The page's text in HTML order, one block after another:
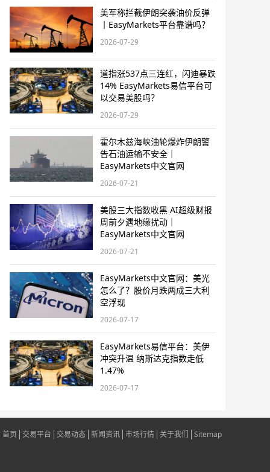
美军称拦截伊朗突袭油价反弹
丨EasyMarkets平台靠谱吗？
2026-07-29
道指涨537点三连红，闪迪暴跌
14% EasyMarkets易信平台可
以交易美股吗？
2026-07-29
霍尔木兹海峡油轮爆炸伊朗警
告石油运输不安全｜
EasyMarkets中文官网
2026-07-21
美股三大指数收黑 AI超级财报
周前夕遇地缘扰动｜
EasyMarkets中文官网
2026-07-21
EasyMarkets中文官网：美光
怎么了？股价月跌两成三大利
空浮现
2026-07-17
EasyMarkets易信平台：美伊
冲突升温 纳斯达克指数走低
1.47%
2026-07-17
首页 交易平台 交易动态 新闻资讯 市场行情 关于我们 Sitemap